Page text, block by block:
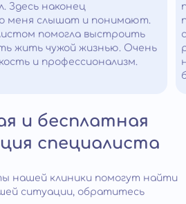
Здесь наконец
меня слышат и понимают.
помогла выстроить
жить чужой жизнью. Очень
и профессионализм.
и бесплатная
специалиста
нашей клиники помогут найти
ситуации, обратитесь